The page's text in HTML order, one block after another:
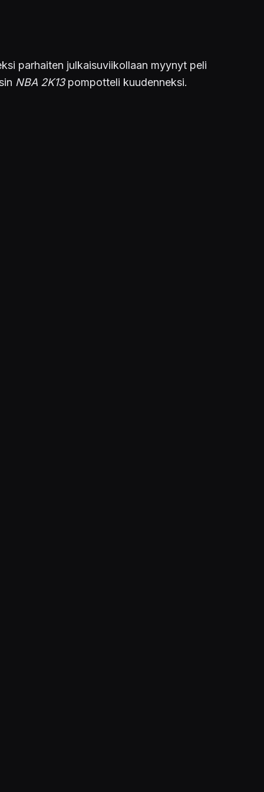
parhaiten julkaisuviikollaan myynyt peli
NBA 2K13pompotteli kuudenneksi.